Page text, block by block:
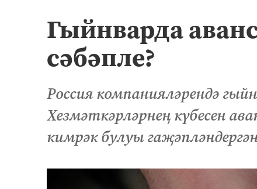
Гыйнварда
сәбәпле?
Россия компанияләрендә
Хезмәткәрләрнең күбесен
кимрәк булуы